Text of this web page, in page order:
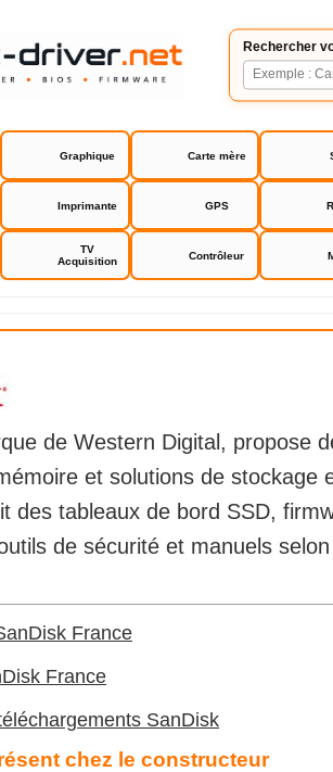
Rechercher
Graphique Carte mère
Imprimante GPS
TV
Acquisition
Contrôleur
SanDisk
de Western Digital, propose
et solutions de stockage
des tableaux de bord SSD,
de sécurité et manuels
France
France
SanDisk
chez le constructeur